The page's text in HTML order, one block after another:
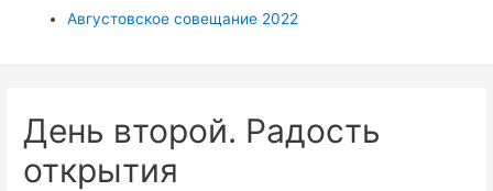
Августовское совещание 2022
День второй. Радость
открытия